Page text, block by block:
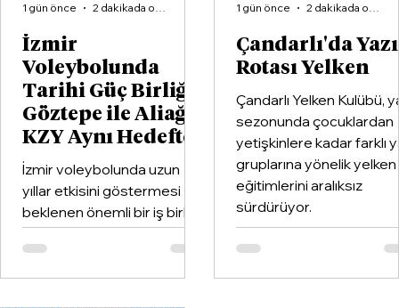
İzmir
Voleybolunda
Tarihi Güç Birliği:
Göztepe ile Aliağa
KZY Aynı Hedefte
İzmir voleybolunda uzun
yıllar etkisini göstermesi
beklenen önemli bir iş birliği
hayata geçirildi. Kentin köklü
kulüplerinden Göztepe
Spor Kulübü ile İzmir'in en
1 gün önce 2 dakikada okunur
Çandarlı'da
Rotası Yelken
Çandarlı Yelken Kulübü,
sezonunda çocuklardan
yetişkinlere kadar farklı
gruplarına yönelik yelken
eğitimlerini aralıksız
sürdürüyor.
1 gün önce 2 dakikada okunur